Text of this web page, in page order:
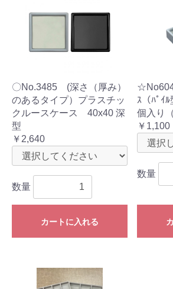
〇No.3485 (深さ（厚み）
のあるタイプ）プラスチッ
クルースケース 40x40 深
型
￥2,640
数量
カートに入れる
ｽ（ﾊﾟｲ
個入り
￥1,100
数量